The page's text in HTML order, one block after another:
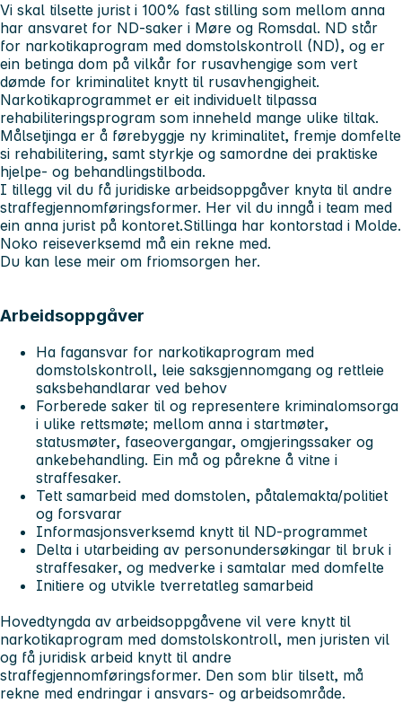
Vi skal tilsette jurist i 100% fast stilling som mellom anna
har ansvaret for ND-saker i Møre og Romsdal. ND står
for narkotikaprogram med domstolskontroll (ND), og er
ein betinga dom på vilkår for rusavhengige som vert
dømde for kriminalitet knytt til rusavhengigheit.
Narkotikaprogrammet er eit individuelt tilpassa
rehabiliteringsprogram som inneheld mange ulike tiltak.
Målsetjinga er å førebyggje ny kriminalitet, fremje domfelte
si rehabilitering, samt styrkje og samordne dei praktiske
hjelpe- og behandlingstilboda.
I tillegg vil du få juridiske arbeidsoppgåver knyta til andre
straffegjennomføringsformer. Her vil du inngå i team med
ein anna jurist på kontoret.Stillinga har kontorstad i Molde.
Noko reiseverksemd må ein rekne med.
Du kan lese meir om friomsorgen her.
Arbeidsoppgåver
Ha fagansvar for narkotikaprogram med
domstolskontroll, leie saksgjennomgang og rettleie
saksbehandlarar ved behov
Forberede saker til og representere kriminalomsorga
i ulike rettsmøte; mellom anna i startmøter,
statusmøter, faseovergangar, omgjeringssaker og
ankebehandling. Ein må og pårekne å vitne i
straffesaker.
Tett samarbeid med domstolen, påtalemakta/politiet
og forsvarar
Informasjonsverksemd knytt til ND-programmet
Delta i utarbeiding av personundersøkingar til bruk i
straffesaker, og medverke i samtalar med domfelte
Initiere og utvikle tverretatleg samarbeid
Hovedtyngda av arbeidsoppgåvene vil vere knytt til
narkotikaprogram med domstolskontroll, men juristen vil
og få juridisk arbeid knytt til andre
straffegjennomføringsformer. Den som blir tilsett, må
rekne med endringar i ansvars- og arbeidsområde.